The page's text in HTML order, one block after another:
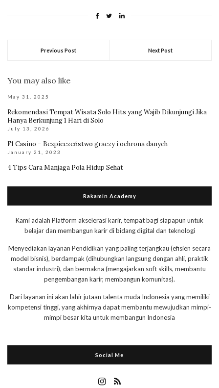
Previous Post Next Post
You may also like
May 31, 2025
Rekomendasi Tempat Wisata Solo Hits yang Wajib Dikunjungi Jika
Hanya Berkunjung 1 Hari di Solo
July 13, 2026
F1 Casino – Bezpieczeństwo graczy i ochrona danych
January 21, 2023
4 Tips Cara Manjaga Pola Hidup Sehat
Rakamin Academy
Kami adalah Platform akselerasi karir, tempat bagi siapapun untuk
belajar dan membangun karir di bidang digital dan teknologi
Menyediakan layanan Pendidikan yang paling terjangkau (efisien secara
model bisnis), berdampak (dihubungkan langsung dengan ahli, praktik
standar industri), dan bermakna (mengajarkan soft skills, membantu
pengembangan karir, membangun komunitas).
Dari layanan ini akan lahir jutaan talenta muda Indonesia yang memiliki
kompetensi tinggi, yang akhirnya dapat membantu mewujudkan mimpi-
mimpi besar kita untuk membangun Indonesia
Social Me